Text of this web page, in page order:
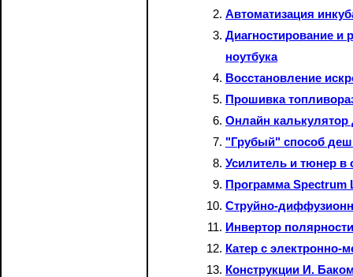
Автоматизация
Диагностирование и
ноутбука
Восстановление
Прошивка
Онлайн
"Грубый" способ
Усилитель и тюнер
Программа Spectrum
Струйно-
Инвертор
Катер с электронно-
Конструкции И.